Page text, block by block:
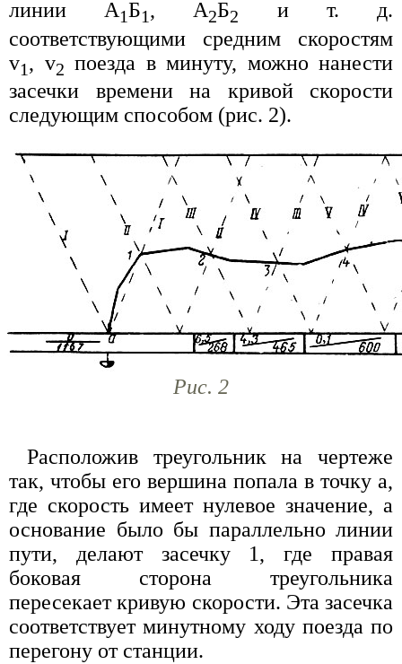
линии А1Б1, А2Б2
и т. д.
соответствующими средним скоростям
v1, v2 поезда в минуту, можно нанести
засечки времени на кривой скорости
следующим способом (рис. 2).
Рис. 2
Расположив треугольник на чертеже
так, чтобы его вершина попала в точку a,
где скорость имеет нулевое значение, а
основание было бы параллельно линии
пути, делают засечку 1, где правая
боковая сторона треугольника
пересекает кривую скорости. Эта засечка
соответствует минутному ходу поезда по
перегону от станции.